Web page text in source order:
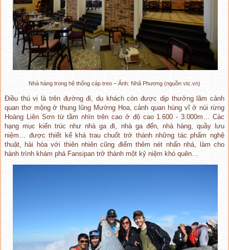
Nhà hàng trong hệ thống cáp treo – Ảnh: Nhã Phương (nguồn vtc.vn)
Điều thú vị là trên đường đi, du khách còn được dịp thưởng lãm cảnh
quan thơ mộng ở thung lũng Mường Hoa, cảnh quan hùng vĩ ở núi rừng
Hoàng Liên Sơn từ tầm nhìn trên cao ở độ cao 1.600 - 3.000m… Các
hạng mục kiến trúc như nhà ga đi, nhà ga đến, nhà hàng, quầy lưu
niệm… được thiết kế khá trau chuốt trở thành những tác phẩm nghệ
thuật, hài hòa với thiên nhiên cũng điểm thêm nét nhấn nhá, làm cho
hành trình khám phá Fansipan trở thành một kỷ niệm khó quên…